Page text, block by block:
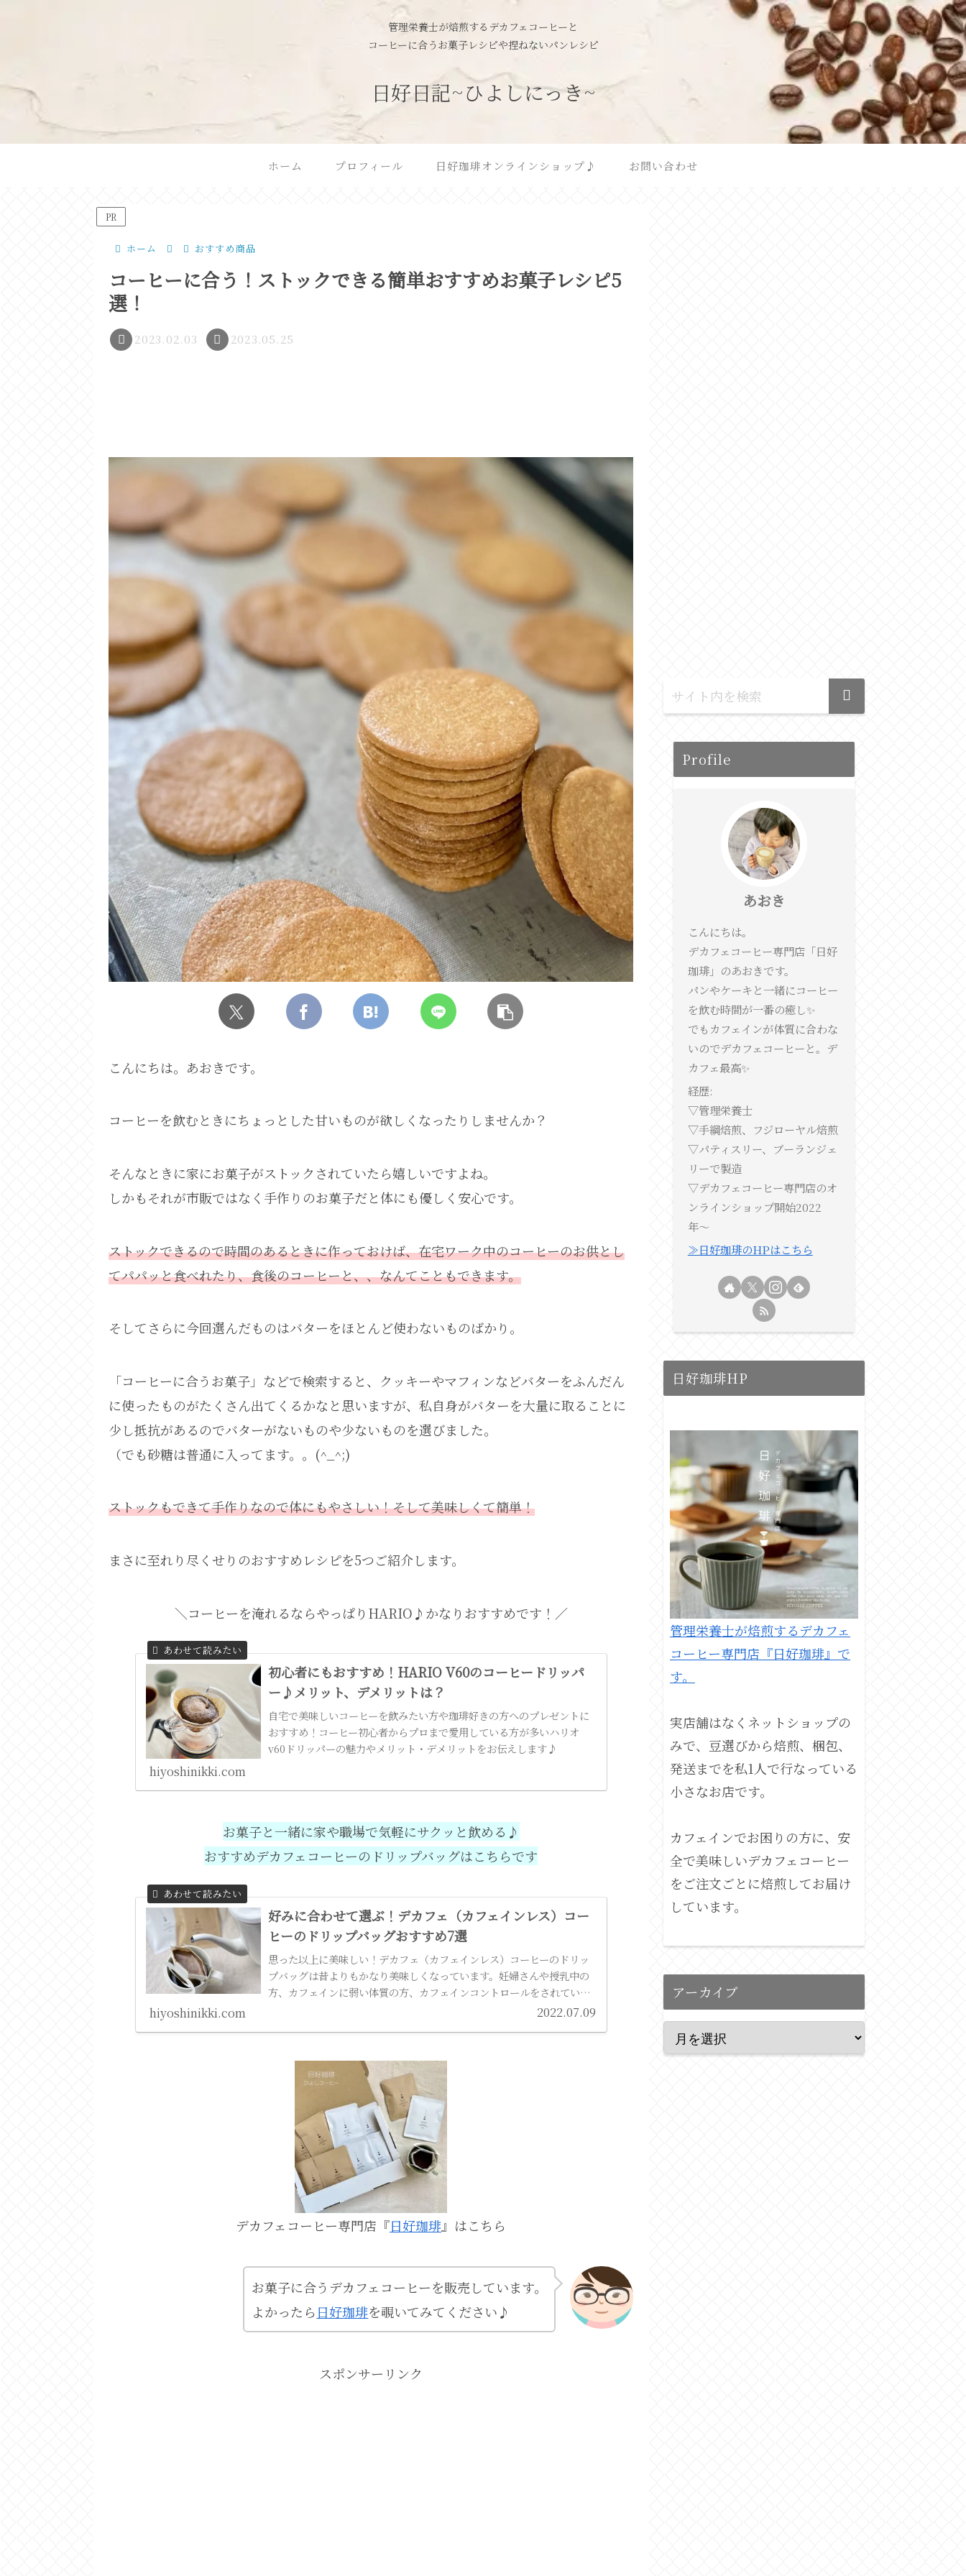
管理栄養士が焙煎するデカフェコーヒーと
コーヒーに合うお菓子レシピや捏ねないパンレシピ
日好日記~ひよしにっき~
ホーム プロフィール 日好珈琲オンラインショップ♪ お問い合わせ
PR
ホーム おすすめ商品
コーヒーに合う！ストックできる簡単おすすめお菓子レシピ5
選！
2023.02.03 2023.05.25
こんにちは。あおきです。
コーヒーを飲むときにちょっとした甘いものが欲しくなったりしませんか？
そんなときに家にお菓子がストックされていたら嬉しいですよね。
しかもそれが市販ではなく手作りのお菓子だと体にも優しく安心です。
ストックできるので時間のあるときに作っておけば、在宅ワーク中のコーヒーのお供とし
てパパッと食べれたり、食後のコーヒーと、、なんてこともできます。
そしてさらに今回選んだものはバターをほとんど使わないものばかり。
「コーヒーに合うお菓子」などで検索すると、クッキーやマフィンなどバターをふんだん
に使ったものがたくさん出てくるかなと思いますが、私自身がバターを大量に取ることに
少し抵抗があるのでバターがないものや少ないものを選びました。
（でも砂糖は普通に入ってます。。(^_^;)
ストックもできて手作りなので体にもやさしい！そして美味しくて簡単！
まさに至れり尽くせりのおすすめレシピを5つご紹介します。
＼コーヒーを淹れるならやっぱりHARIO♪かなりおすすめです！／
初心者にもおすすめ！HARIO V60のコーヒードリッパ
ー♪メリット、デメリットは？
自宅で美味しいコーヒーを飲みたい方や珈琲好きの方へのプレゼントに
おすすめ！コーヒー初心者からプロまで愛用している方が多いハリオ
v60ドリッパーの魅力やメリット・デメリットをお伝えします♪
hiyoshinikki.com
お菓子と一緒に家や職場で気軽にサクッと飲める♪
おすすめデカフェコーヒーのドリップバッグはこちらです
好みに合わせて選ぶ！デカフェ（カフェインレス）コー
ヒーのドリップバッグおすすめ7選
思った以上に美味しい！デカフェ（カフェインレス）コーヒーのドリッ
プバッグは昔よりもかなり美味しくなっています。妊婦さんや授乳中の
方、カフェインに弱い体質の方、カフェインコントロールをされている
hiyoshinikki.com 2022.07.09
デカフェコーヒー専門店『日好珈琲』はこちら
お菓子に合うデカフェコーヒーを販売しています。
よかったら 日好珈琲を覗いてみてください♪
スポンサーリンク
Profile
あおき
こんにちは。
デカフェコーヒー専門店「日好
珈琲」のあおきです。
パンやケーキと一緒にコーヒー
を飲む時間が一番の癒し✨
でもカフェインが体質に合わな
いのでデカフェコーヒーと。デ
カフェ最高✨
経歴:
▽管理栄養士
▽手綱焙煎、フジローヤル焙煎
▽パティスリー、ブーランジェ
リーで製造
▽デカフェコーヒー専門店のオ
ンラインショップ開始2022
年〜
≫日好珈琲のHPはこちら
日好珈琲HP
管理栄養士が焙煎するデカフェ
コーヒー専門店『日好珈琲』で
す。
実店舗はなくネットショップの
みで、豆選びから焙煎、梱包、
発送までを私1人で行なっている
小さなお店です。
カフェインでお困りの方に、安
全で美味しいデカフェコーヒー
をご注文ごとに焙煎してお届け
しています。
アーカイブ